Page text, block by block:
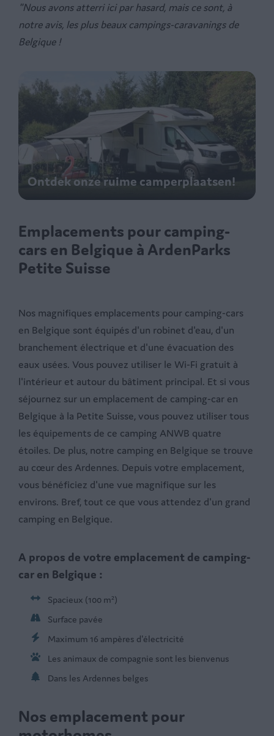
"Nous avons atterri ici par hasard, mais ce sont, à
notre avis, les plus beaux campings-caravanings de
Belgique !
Ontdek onze ruime camperplaatsen!
Emplacements pour camping-
cars en Belgique à ArdenParks
Petite Suisse
Nos magnifiques emplacements pour camping-cars
en Belgique sont équipés d'un robinet d'eau, d'un
branchement électrique et d'une évacuation des
eaux usées. Vous pouvez utiliser le Wi-Fi gratuit à
l'intérieur et autour du bâtiment principal. Et si vous
séjournez sur un emplacement de camping-car en
Belgique à la Petite Suisse, vous pouvez utiliser tous
les équipements de ce camping ANWB quatre
étoiles. De plus, notre camping en Belgique se trouve
au cœur des Ardennes. Depuis votre emplacement,
vous bénéficiez d'une vue magnifique sur les
environs. Bref, tout ce que vous attendez d'un grand
camping en Belgique.
A propos de votre emplacement de camping-
car en Belgique :
Spacieux (100 m²)
Surface pavée
Maximum 16 ampères d'électricité
Les animaux de compagnie sont les bienvenus
Dans les Ardennes belges
Nos emplacement pour